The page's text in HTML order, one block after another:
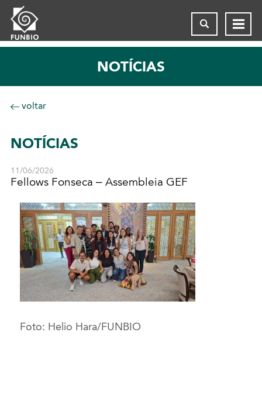
NOTÍCIAS
voltar
NOTÍCIAS
11/06/2026
Fellows Fonseca – Assembleia GEF
Foto: Helio Hara/FUNBIO